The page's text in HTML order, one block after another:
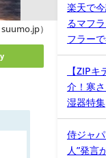
suumo.jp）
楽天で
るマフ
フラーで
【ZIP
介！寒
湿器特集
侍ジャ
人”発言